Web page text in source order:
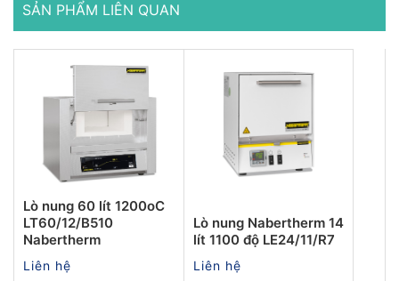
SẢN PHẨM LIÊN QUAN
Lò nung 60 lít 1200oC
LT60/12/B510
Nabertherm
Liên hệ
Lò nung Nabertherm 14
lít 1100 độ LE24/11/R7
Liên hệ